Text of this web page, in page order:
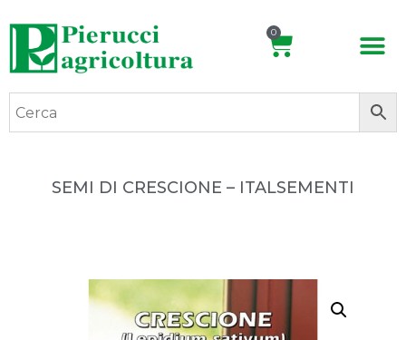
0
SEMI DI CRESCIONE – ITALSEMENTI